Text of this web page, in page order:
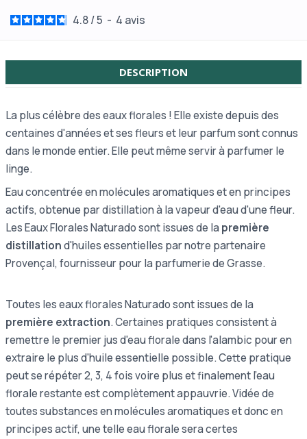
4.8/5 - 4 avis
DESCRIPTION
La plus célèbre des eaux florales ! Elle existe depuis des
centaines d'années et ses fleurs et leur parfum sont connus
dans le monde entier. Elle peut même servir à parfumer le
linge.
Eau concentrée en molécules aromatiques et en principes
actifs, obtenue par distillation à la vapeur d'eau d'une fleur.
Les Eaux Florales Naturado sont issues de la première
distillationd'huiles essentielles par notre partenaire
Provençal, fournisseur pour la parfumerie de Grasse.
Toutes les eaux florales Naturado sont issues de la
première extraction. Certaines pratiques consistent à
remettre le premier jus d'eau florale dans l'alambic pour en
extraire le plus d'huile essentielle possible. Cette pratique
peut se répéter 2, 3, 4 fois voire plus et finalement l'eau
florale restante est complètement appauvrie. Vidée de
toutes substances en molécules aromatiques et donc en
principes actif, une telle eau florale sera certes